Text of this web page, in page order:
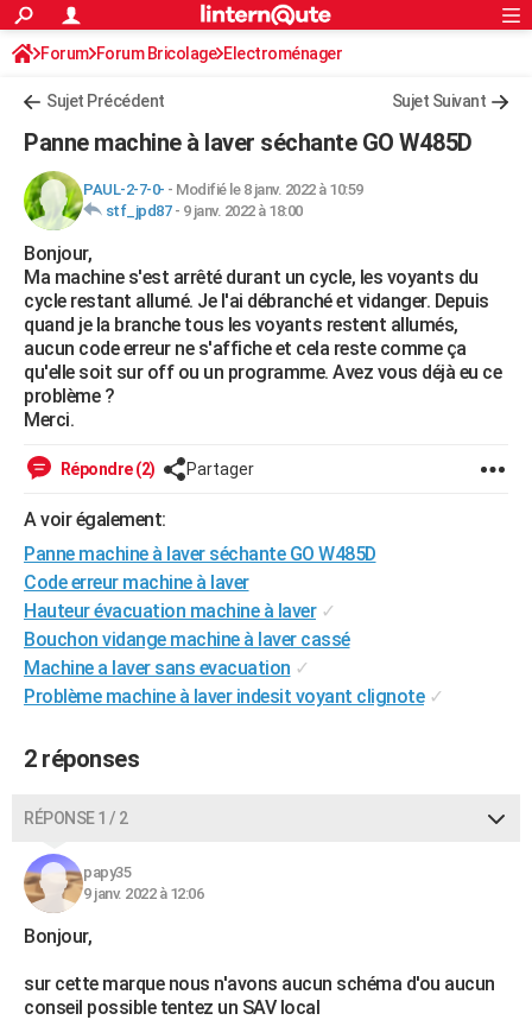
ACTUALITÉS
Politique
Société
Faits Divers
Education
Monde
Villes
+
FINANCE
Retraite
Impôts
Epargne
Immobilier
Risques naturels par ville
Banque
Assurance
Crédit
AUTO
Essais
Réserver un essai
Citadines
Berlines
SUV
Forum auto
+HIGH-TECH
Mobiles
Meilleur smartphone
Internet
Ordinateurs
Jeux vidéo
Guide high-tech
+BRICOLAGE
Forum
Aménagement intérieur
Extérieur
Cuisine
Salle de bains
Jardinage
Rangement
WEEK-END
Guides de France
Escapades
Patrimoine
Expositions
Musées
Week-end nature
+LIFESTYLE
Art de vivre
Bien-être
Loisirs
Mode
Modes de vie
SANTE
VOYAGE
Destinations
City break
Voyage nature
Voyage de noces
Forum
Climat
PHOTO
GUIDES D'ACHAT
BONS PLANS
CARTE DE VOEUX
Carte de Noël
Carte Bonne année
Carte Saint-Valentin
Carte Pâques
Carte d'anniversaire
DICTIONNAIRE
S'inscrire
Se connecter
Lycées
Collèges
Primaires
Universités
Entreprises
Service militaire
Avis de recherche
AVIS DE DÉCÈS
FORUM
Bricolage
Lifestyle
Culture
Sport
Auto
Television
Voyage
Cinema
S'inscrire
Connexion
Forum Forum Bricolage Electroménager
Sujet Précédent Sujet Suivant
Panne machine à laver séchante GO W485D
PAUL-2-7-0- - Modifié le 8 janv. 2022 à 10:59
stf_jpd87- 9 janv. 2022 à 18:00
Bonjour,
Ma machine s'est arrêté durant un cycle, les voyants du
cycle restant allumé. Je l'ai débranché et vidanger. Depuis
quand je la branche tous les voyants restent allumés,
aucun code erreur ne s'affiche et cela reste comme ça
qu'elle soit sur off ou un programme. Avez vous déjà eu ce
problème ?
Merci.
Répondre (2) Partager
A voir également:
Panne machine à laver séchante GO W485D
Code erreur machine à laver
Hauteur évacuation machine à laver ✓
Bouchon vidange machine à laver cassé
Machine a laver sans evacuation ✓
Problème machine à laver indesit voyant clignote ✓
2 réponses
RÉPONSE 1 / 2
papy35
9 janv. 2022 à 12:06
Bonjour,
sur cette marque nous n'avons aucun schéma d'ou aucun
conseil possible tentez un SAV local